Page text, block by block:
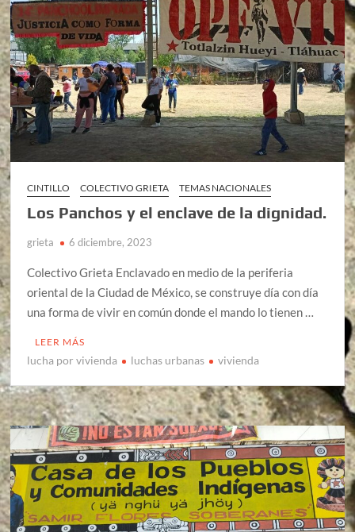
CINTILLO COLECTIVO GRIETA TEMAS NACIONALES
Los Panchos y el enclave de la dignidad.
grieta 6 diciembre, 2023
Colectivo Grieta Enclavado en medio de la periferia
oriental de la Ciudad de México, se construye día con día
una forma de vivir en común donde el mando lo tienen …
LEER MÁS
lucha por vivienda luchas urbanas vivienda